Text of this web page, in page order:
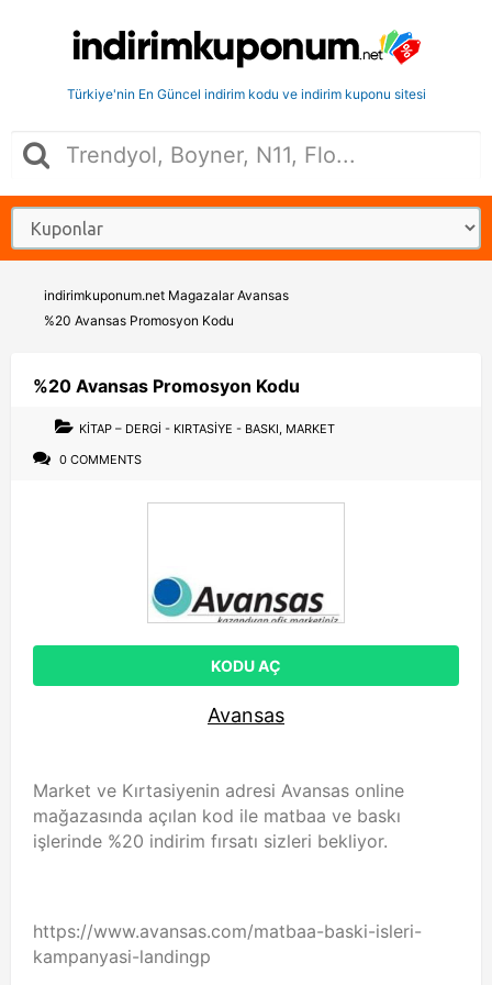
Türkiye'nin En Güncel indirim kodu ve indirim kuponu sitesi
indirimkuponum.net Magazalar Avansas
%20 Avansas Promosyon Kodu
%20 Avansas Promosyon Kodu
KITAP – DERGI - KIRTASIYE - BASKI, MARKET
0 COMMENTS
KODU AÇ
Avansas
Market ve Kırtasiyenin adresi Avansas online
mağazasında açılan kod ile matbaa ve baskı
işlerinde %20 indirim fırsatı sizleri bekliyor.
https://www.avansas.com/matbaa-baski-isleri-
kampanyasi-landingp